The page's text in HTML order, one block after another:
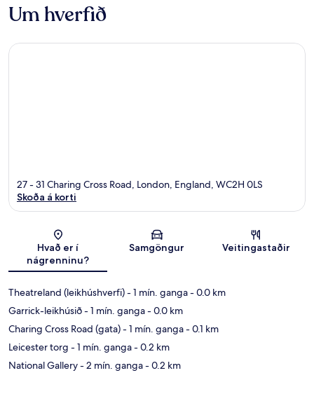
Um hverfið
Kort
27 - 31 Charing Cross Road, London, England, WC2H 0LS
Skoða á korti
Hvað er í
nágrenninu?
Samgöngur Veitingastaðir
Theatreland (leikhúshverfi)- 1 mín. ganga- 0.0 km
Garrick-leikhúsið- 1 mín. ganga- 0.0 km
Charing Cross Road (gata)- 1 mín. ganga- 0.1 km
Leicester torg - 1 mín. ganga- 0.2 km
National Gallery- 2 mín. ganga- 0.2 km